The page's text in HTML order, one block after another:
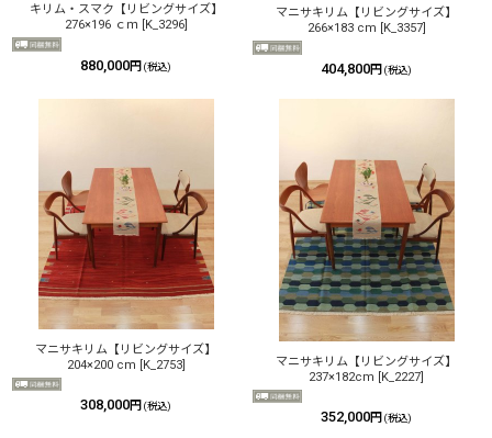
キリム・スマク【リビングサイズ】
276×196 ｃｍ [K_3296]
880,000円 (税込)
マニサキリム【リビングサイズ】
266×183 cm [K_3357]
404,800円 (税込)
マニサキリム【リビングサイズ】
204×200 cm [K_2753]
308,000円 (税込)
マニサキリム【リビングサイズ】
237×182cm [K_2227]
352,000円 (税込)